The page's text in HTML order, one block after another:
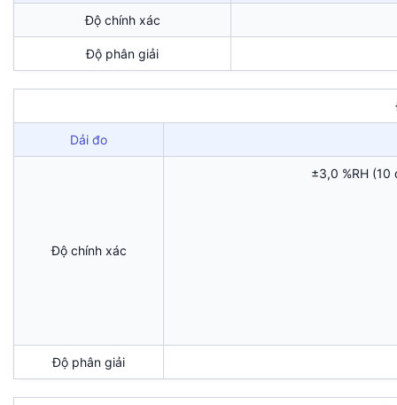
Độ chính xác
Độ phân giải
Dải đo
Độ chính xác
±3,0 %RH (10
Độ phân giải